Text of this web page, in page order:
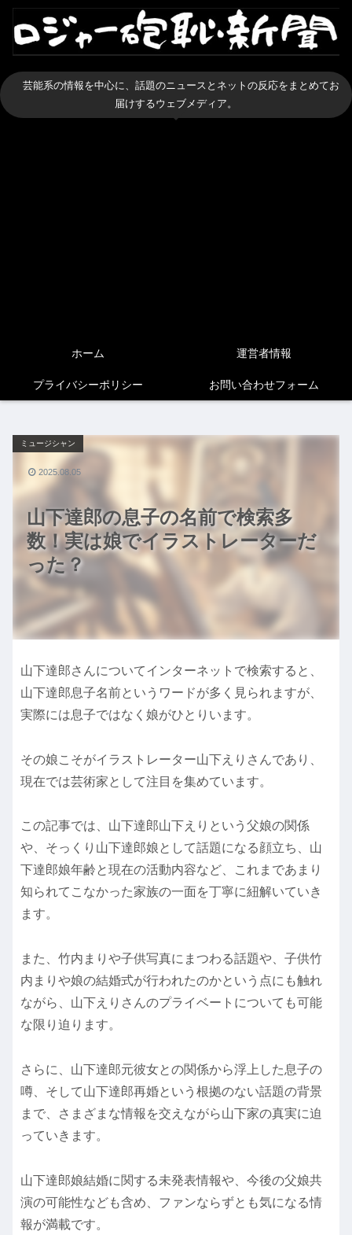
芸能系の情報を中心に、話題のニュースとネットの反応をまとめてお
届けするウェブメディア。
ホーム 運営者情報
プライバシーポリシー お問い合わせフォーム
山下達郎の息子の名前で検索多
数！実は娘でイラストレーターだ
った？
ミュージシャン
2025.08.05
山下達郎さんについてインターネットで検索すると、
山下達郎息子名前というワードが多く見られますが、
実際には息子ではなく娘がひとりいます。
その娘こそがイラストレーター山下えりさんであり、
現在では芸術家として注目を集めています。
この記事では、山下達郎山下えりという父娘の関係
や、そっくり山下達郎娘として話題になる顔立ち、山
下達郎娘年齢と現在の活動内容など、これまであまり
知られてこなかった家族の一面を丁寧に紐解いていき
ます。
また、竹内まりや子供写真にまつわる話題や、子供竹
内まりや娘の結婚式が行われたのかという点にも触れ
ながら、山下えりさんのプライベートについても可能
な限り迫ります。
さらに、山下達郎元彼女との関係から浮上した息子の
噂、そして山下達郎再婚という根拠のない話題の背景
まで、さまざまな情報を交えながら山下家の真実に迫
っていきます。
山下達郎娘結婚に関する未発表情報や、今後の父娘共
演の可能性なども含め、ファンならずとも気になる情
報が満載です。